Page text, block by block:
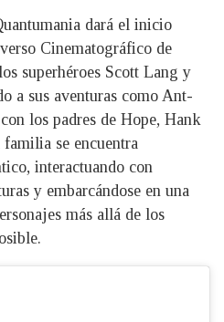
dará el inicio
Cinematográfico de
superhéroes Scott Lang y
a sus aventuras como Ant-
los padres de Hope, Hank
se encuentra
interactuando con
y embarcándose en una
más allá de los